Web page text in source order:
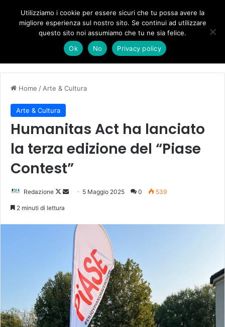
Forza Italia, il legnaghese Donà nella segreteria regionale
Home / Arte & Cultura
Arte & Cultura
Humanitas Act ha lanciato
la terza edizione del “Piase
Contest”
Redazione
Follow
Invia 5 Maggio 2025 0 539
2 minuti di lettura
Utilizziamo i cookie per essere sicuri che tu possa avere la
migliore esperienza sul nostro sito. Se continui ad utilizzare
questo sito noi assumiamo che tu ne sia felice.
Ok
No Privacy policy